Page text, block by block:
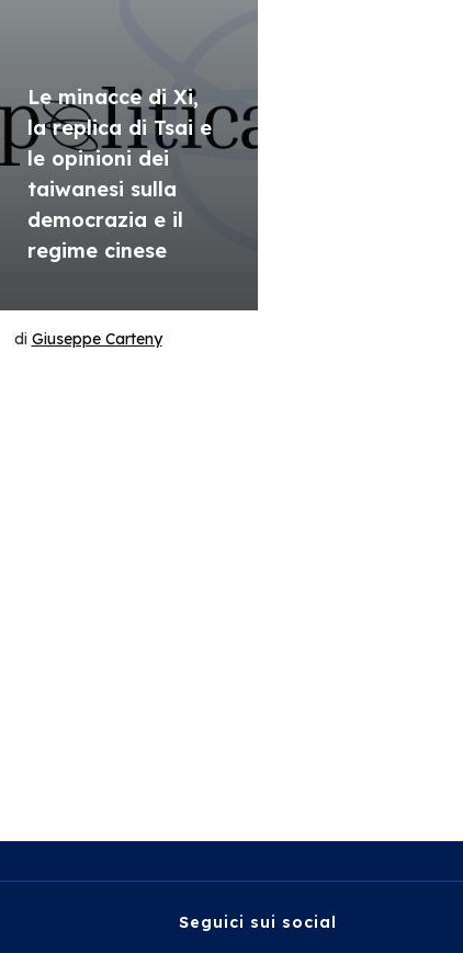
Le minacce di Xi,
la replica di Tsai e
le opinioni dei
taiwanesi sulla
democrazia e il
regime cinese
di Giuseppe Carteny
Seguici sui social